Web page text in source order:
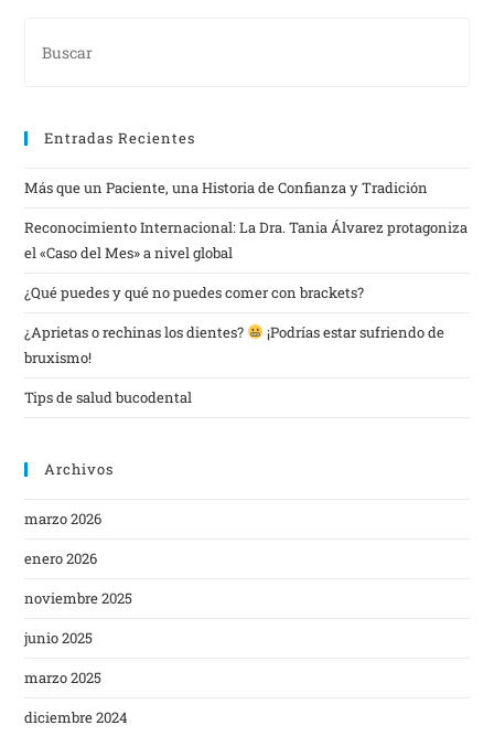
Entradas Recientes
Más que un Paciente, una Historia de Confianza y Tradición
Reconocimiento Internacional: La Dra. Tania Álvarez protagoniza
el «Caso del Mes» a nivel global
¿Qué puedes y qué no puedes comer con brackets?
¿Aprietas o rechinas los dientes?
¡Podrías estar sufriendo de
bruxismo!
Tips de salud bucodental
Archivos
marzo 2026
enero 2026
noviembre 2025
junio 2025
marzo 2025
diciembre 2024